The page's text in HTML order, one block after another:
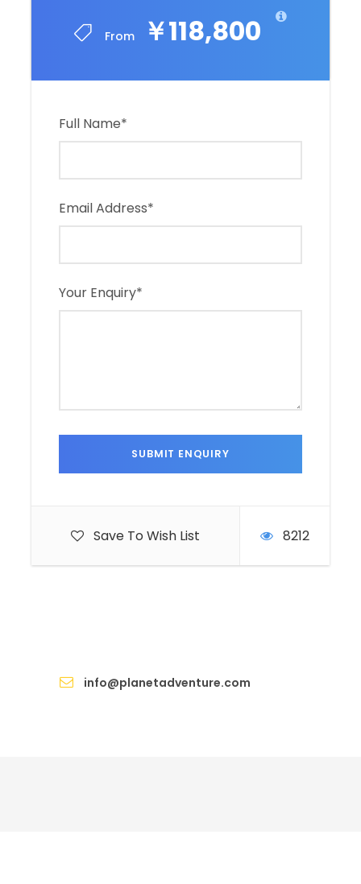
From ￥118,800
Full Name*
Email Address*
Your Enquiry*
Save To Wish List 8212
info@planetadventure.com